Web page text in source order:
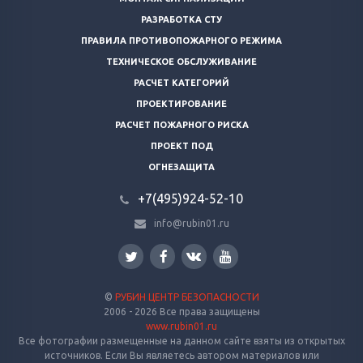
РАЗРАБОТКА СТУ
ПРАВИЛА ПРОТИВОПОЖАРНОГО РЕЖИМА
ТЕХНИЧЕСКОЕ ОБСЛУЖИВАНИЕ
РАСЧЕТ КАТЕГОРИЙ
ПРОЕКТИРОВАНИЕ
РАСЧЕТ ПОЖАРНОГО РИСКА
ПРОЕКТ ПОД
ОГНЕЗАЩИТА
+7(495)924-52-10
info@rubin01.ru
© РУБИН ЦЕНТР БЕЗОПАСНОСТИ
2006 - 2026 Все права защищены
www.rubin01.ru
Все фотографии размещенные на данном сайте взяты из открытых
источников. Если Вы являетесь автором материалов или